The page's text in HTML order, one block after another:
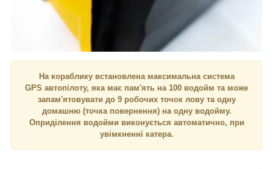
На кораблику встановлена максимальна система
GPS автопілоту, яка має пам'ять на 100 водойм та може
запам'ятовувати до 9 робочих точок лову та одну
домашню (точка повернення) на одну водойму.
Оприділення водойми виконується автоматично, при
увімкненні катера.